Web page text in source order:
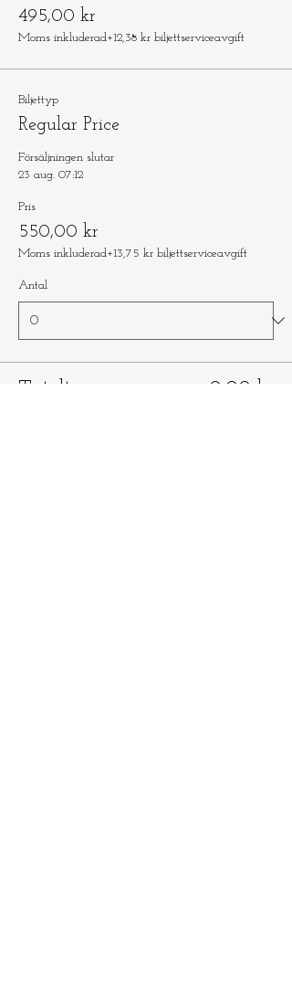
495,00 kr
Moms inkluderad+12,38 kr biljettserviceavgift
Biljettyp
Regular Price
Försäljningen slutar
23 aug. 07:12
Pris
550,00 kr
Moms inkluderad+13,75 kr biljettserviceavgift
Antal
Totalt 0,00 kr